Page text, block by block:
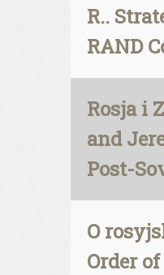
R..
RAND
Rosja i
and
Post-
O
Order